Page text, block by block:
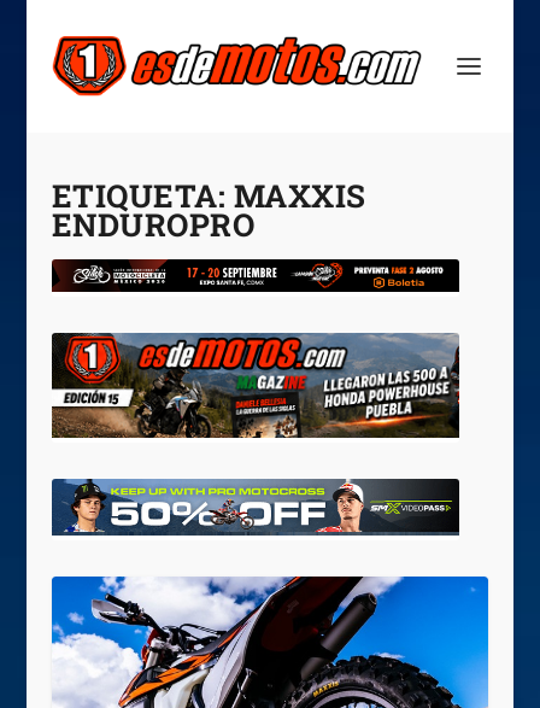
ETIQUETA: MAXXIS
ENDUROPRO